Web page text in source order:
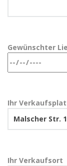
Gewünschter
Ihr
Ihr Verkaufsort